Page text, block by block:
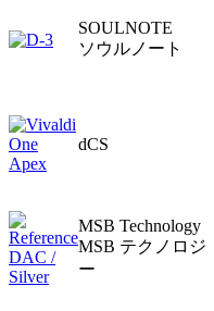
SOULNOTE
ソウルノート
dCS
MSB Technology
MSB テクノロジ
ー